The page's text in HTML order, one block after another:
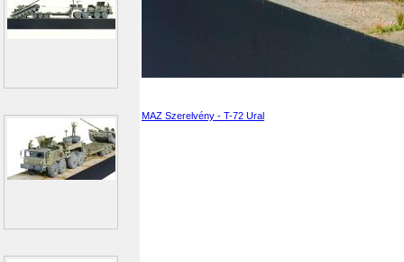
MAZ Szerelvény - T-72 Ural